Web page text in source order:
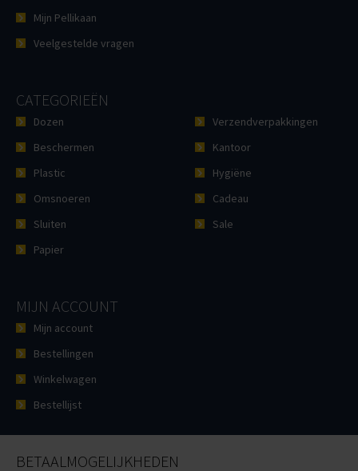
Mijn Pellikaan
Veelgestelde vragen
CATEGORIEËN
Dozen
Beschermen
Plastic
Omsnoeren
Sluiten
Papier
Verzendverpakkingen
Kantoor
Hygiëne
Cadeau
Sale
MIJN ACCOUNT
Mijn account
Bestellingen
Winkelwagen
Bestellijst
BETAALMOGELIJKHEDEN